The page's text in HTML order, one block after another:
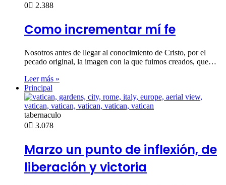
0
2.388
Como incrementar mí fe
Nosotros antes de llegar al conocimiento de Cristo, por el
pecado original, la imagen con la que fuimos creados, que…
Leer más »
Principal
tabernaculo
0
3.078
Marzo un punto de inflexión, de
liberación y victoria